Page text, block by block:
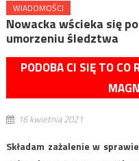
WIADOMOŚCI
Nowacka wścieka się
umorzeniu śledztwa
PODOBA CI SIĘ TO CO
16 kwietnia 2021
Składam zażalenie w